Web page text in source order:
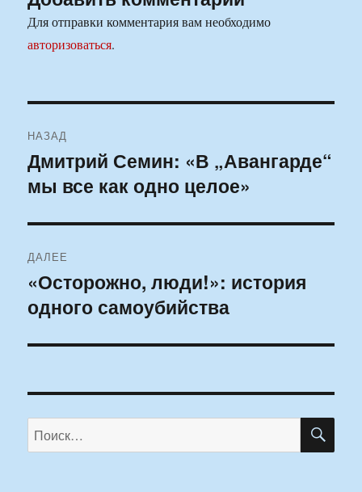
Для отправки комментария вам необходимо
авторизоваться.
по
записям
НАЗАД
Предыдущая
запись:
Дмитрий Семин: «В „Авангарде“
мы все как одно целое»
ДАЛЕЕ
Следующая
запись:
«Осторожно, люди!»: история
одного самоубийства
Искать: